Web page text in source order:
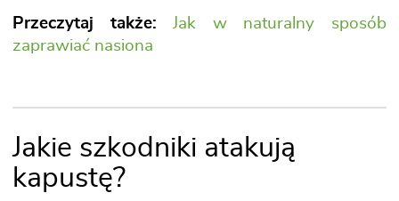
Przeczytaj także:
Jak w naturalny sposób
zaprawiać nasiona
Jakie szkodniki atakują
kapustę?